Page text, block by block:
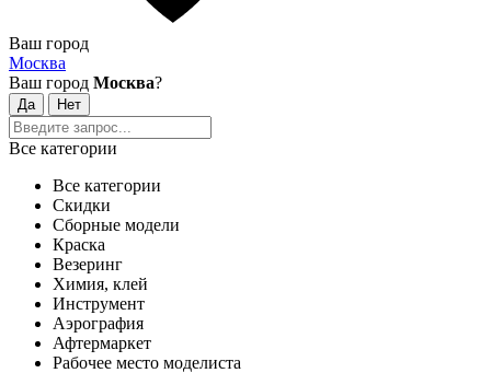
Ваш город
Москва
Ваш город Москва?
Все категории
Все категории
Скидки
Сборные модели
Краска
Везеринг
Химия, клей
Инструмент
Аэрография
Афтермаркет
Рабочее место моделиста